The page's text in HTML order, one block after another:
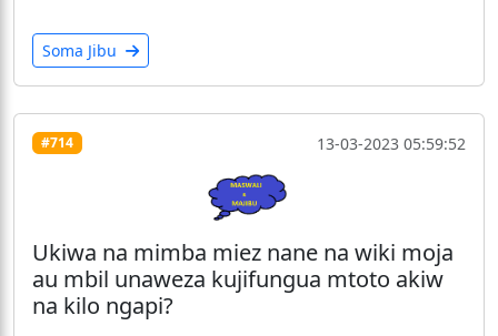
Soma Jibu
#714 13-03-2023 05:59:52
Ukiwa na mimba miez nane na wiki moja
au mbil unaweza kujifungua mtoto akiw
na kilo ngapi?